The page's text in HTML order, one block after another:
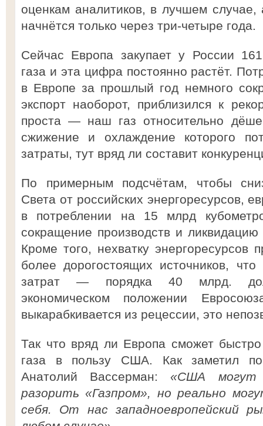
оценкам аналитиков, в лучшем случае,
начнётся только через три-четыре года.
Сейчас Европа закупает у России
газа и эта цифра постоянно растёт.
в Европе за прошлый год немного
экспорт наоборот, приблизился к
проста — наш газ относительно
сжижение и охлаждение которого
затраты, тут вряд ли составит
По примерным подсчётам, чтобы
Света от российских энергоресурсов,
в потреблении на 15 млрд
сокращение производств и
Кроме того, нехватку энергоресурсов
более дорогостоящих источников, что
затрат — порядка 40 млрд.
экономическом положении
выкарабкивается из рецессии, это
Так что вряд ли Европа сможет быстро
газа в пользу США. Как заметил по
Анатолий Вассерман:«США могут
разорить «Газпром», но реально
себя. От нас западноевропейский